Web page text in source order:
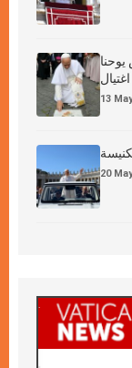
يوحنا
13
20